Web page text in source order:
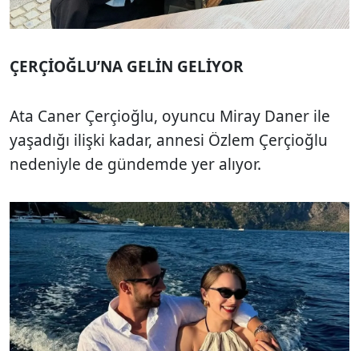
ÇERÇİOĞLU’NA GELİN GELİYOR
Ata Caner Çerçioğlu, oyuncu Miray Daner ile
yaşadığı ilişki kadar, annesi Özlem Çerçioğlu
nedeniyle de gündemde yer alıyor.